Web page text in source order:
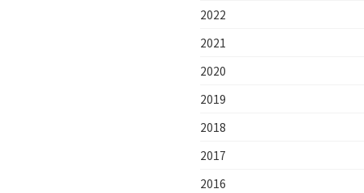
2022
2021
2020
2019
2018
2017
2016